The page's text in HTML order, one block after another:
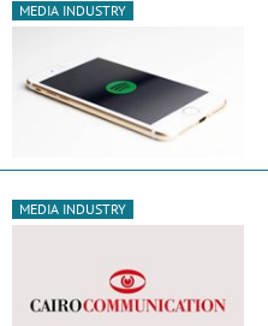
MEDIA INDUSTRY
MEDIA INDUSTRY